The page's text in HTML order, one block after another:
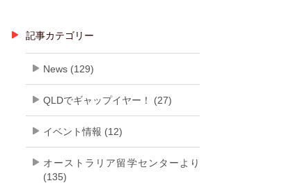
記事カテゴリー
News (129)
QLDでギャップイヤー！ (27)
イベント情報 (12)
オーストラリア留学センターより
(135)